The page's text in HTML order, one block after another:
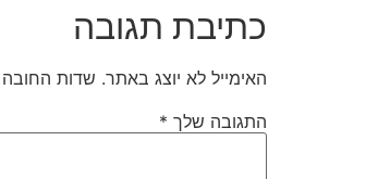
כתיבת תגובה
האימייל לא יוצג באתר. שדות החובה
התגובה שלך *